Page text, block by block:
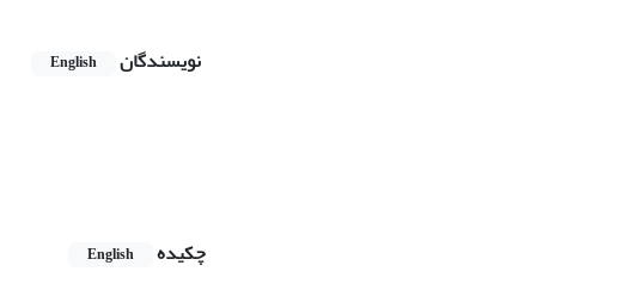
نویسندگان English
چکیده
English